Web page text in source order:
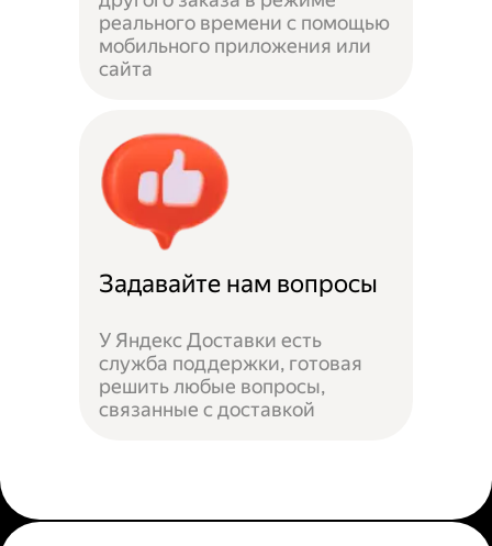
реального времени с помощью
мобильного приложения или
сайта
Задавайте нам вопросы
У Яндекс Доставки есть
служба поддержки, готовая
решить любые вопросы,
связанные с доставкой